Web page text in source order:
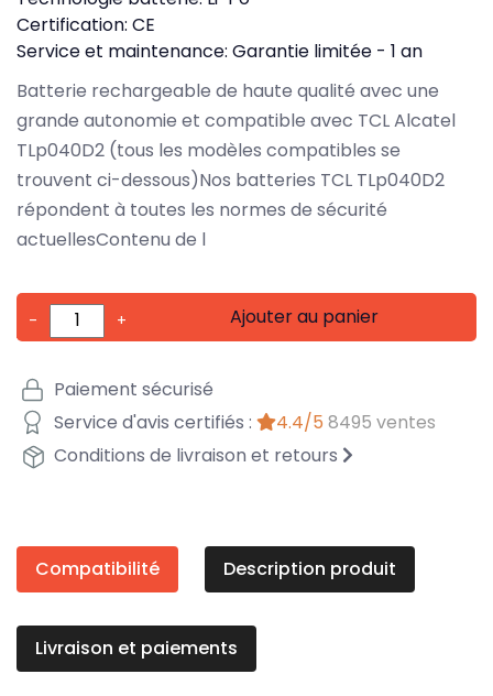
Certification: CE
Service et maintenance: Garantie limitée - 1 an
Batterie rechargeable de haute qualité avec une
grande autonomie et compatible avec TCL Alcatel
TLp040D2 (tous les modèles compatibles se
trouvent ci-dessous)Nos batteries TCL TLp040D2
répondent à toutes les normes de sécurité
actuellesContenu de l
- + Ajouter au panier
Paiement sécurisé
Service d'avis certifiés :
4.4/5 8495 ventes
Conditions de livraison et retours
Compatibilité Description produit
Livraison et paiements